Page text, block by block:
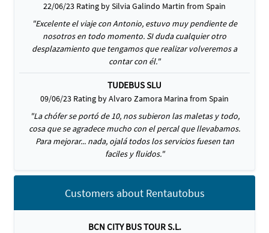
22/06/23 Rating by Silvia Galindo Martin from Spain
"Excelente el viaje con Antonio, estuvo muy pendiente de
nosotros en todo momento. SI duda cualquier otro
desplazamiento que tengamos que realizar volveremos a
contar con él."
TUDEBUS SLU
09/06/23 Rating by Alvaro Zamora Marina from Spain
"La chófer se portó de 10, nos subieron las maletas y todo,
cosa que se agradece mucho con el percal que llevabamos.
Para mejorar... nada, ojalá todos los servicios fuesen tan
faciles y fluidos."
Customers about Rentautobus
BCN CITY BUS TOUR S.L.